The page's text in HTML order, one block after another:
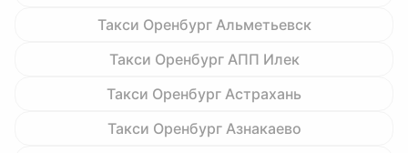
Такси Оренбург Альметьевск
Такси Оренбург АПП Илек
Такси Оренбург Астрахань
Такси Оренбург Азнакаево